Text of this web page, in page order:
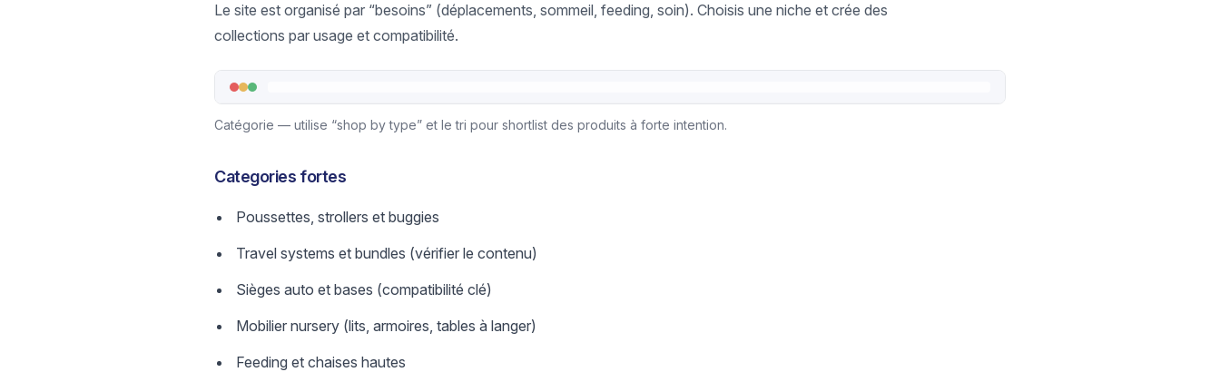
Le site est organisé par “besoins” (déplacements, sommeil, feeding, soin). Choisis une niche et crée des
collections par usage et compatibilité.
Catégorie — utilise “shop by type” et le tri pour shortlist des produits à forte intention.
Categories fortes
Poussettes, strollers et buggies
Travel systems et bundles (vérifier le contenu)
Sièges auto et bases (compatibilité clé)
Mobilier nursery (lits, armoires, tables à langer)
Feeding et chaises hautes